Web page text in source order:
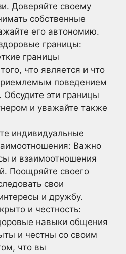
Доверяйте своему
собственные
его автономию.
границы:
границы
что является и что
поведением
Обсудите эти границы
и уважайте также
индивидуальные
Важно
и взаимоотношения
Поощряйте своего
свои
и дружбу.
и честность:
навыки общения
и честны со своим
что вы